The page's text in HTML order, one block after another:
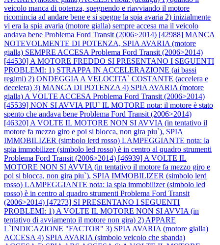
veicolo manca di potenza, spegnendo e riavviando il motore
ricomincia ad andare bene e si spegne la spia avaria 2) inizialmente
vi era la spia avaria (motore gialla) sempre accesa ma il veicolo
andava bene Problema Ford Transit (2006>2014) [42988] MANCA
NOTEVOLMENTE DI POTENZA, SPIA AVARIA (motore
gialla) SEMPRE ACCESA Problema Ford Transit (2006>2014)
[44530] A MOTORE FREDDO SI PRESENTANO I SEGUENTI
PROBLEMI: 1) STRAPPA IN ACCELERAZIONE (ai bassi
regimi) 2) ONDEGGIA A VELOCITA` COSTANTE (accelera e
decelera) 3) MANCA DI POTENZA 4) SPIA AVARIA (motore
gialla) A VOLTE ACCESA Problema Ford Transit (2006>2014)
[45539] NON SI AVVIA PIU` IL MOTORE nota: il motore è stato
spento che andava bene Problema Ford Transit (2006>2014)
[46320] A VOLTE IL MOTORE NON SI AVVIA (in tentativo il
motore fa mezzo giro e poi si blocca, non gira piu`), SPIA
IMMOBILIZER (simbolo lerd rosso) LAMPEGGIANTE nota: la
spia immobilizer (simbolo led rosso) è in centro al quadro strumenti
Problema Ford Transit (2006>2014) [46939] A VOLTE IL
MOTORE NON SI AVVIA (in tentativo il motore fa mezzo giro e
poi si blocca, non gira piu`), SPIA IMMOBILIZER (simbolo lerd
rosso) LAMPEGGIANTE nota: la spia immobilizer (simbolo led
rosso) è in centro al quadro strumenti Problema Ford Transit
(2006>2014) [47273] SI PRESENTANO I SEGUENTI
PROBLEMI: 1) A VOLTE IL MOTORE NON SI AVVIA (in
tentativo di avviamento il motore non gira) 2) APPARE
L`INDICAZIONE "FACTOR" 3) SPIA AVARIA (motore gialla)
ACCESA 4) SPIA AVARIA (simbolo veicolo che sbanda)